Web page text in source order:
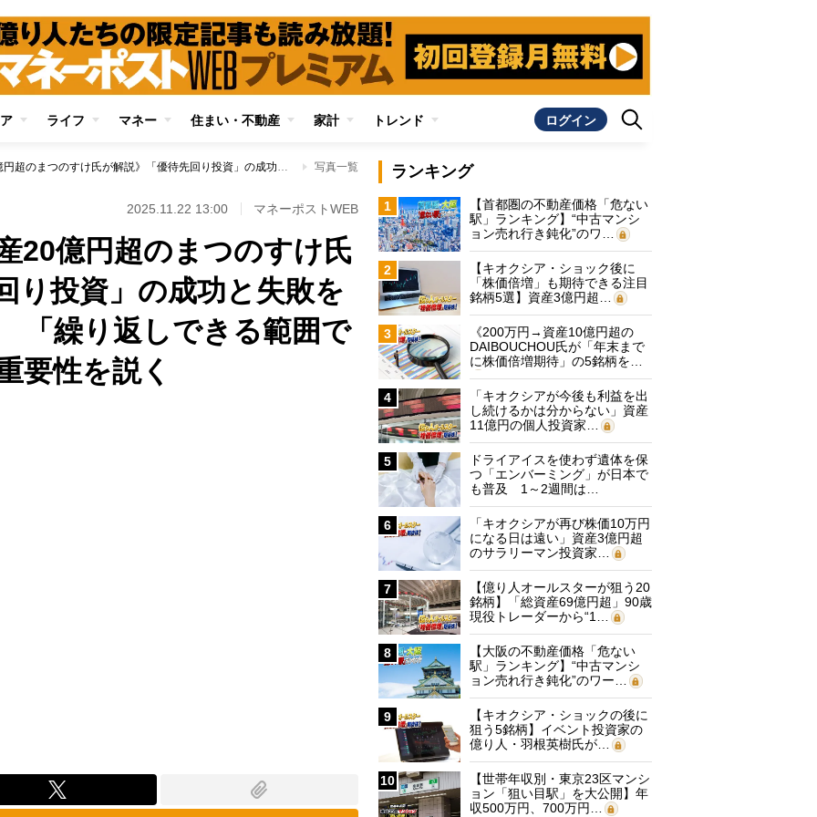
ライフ マネー 住まい・不動産 家計 トレンド ログイン
《元手40万円→資産20億円超のまつのすけ氏が解説》「優待先回り投資」の成功と失敗を分けるものは何か 「繰り返しできる範囲で投資する」ことの重要性を説く 写真一覧
2025.11.22 13:00 マネーポストWEB
20億円超のまつのすけ氏
り投資」の成功と失敗を
繰り返しできる範囲で
要性を説く
ランキング
1
【首都圏の不動産価格「危ない
駅」ランキング】“中古マンシ
ョン売れ行き鈍化”のワ…
2
【キオクシア・ショック後に
「株価倍増」も期待できる注目
銘柄5選】資産3億円超…
3
《200万円→資産10億円超の
DAIBOUCHOU氏が「年末まで
に株価倍増期待」の5銘柄を…
4
「キオクシアが今後も利益を出
し続けるかは分からない」資産
11億円の個人投資家…
5
ドライアイスを使わず遺体を保
つ「エンバーミング」が日本で
も普及 1～2週間は…
6
「キオクシアが再び株価10万円
になる日は遠い」資産3億円超
のサラリーマン投資家…
7
【億り人オールスターが狙う20
銘柄】「総資産69億円超」90歳
現役トレーダーから“1…
8
【大阪の不動産価格「危ない
駅」ランキング】“中古マンシ
ョン売れ行き鈍化”のワー…
9
【キオクシア・ショックの後に
狙う5銘柄】イベント投資家の
億り人・羽根英樹氏が…
10
【世帯年収別・東京23区マンシ
ョン「狙い目駅」を大公開】年
収500万円、700万円…